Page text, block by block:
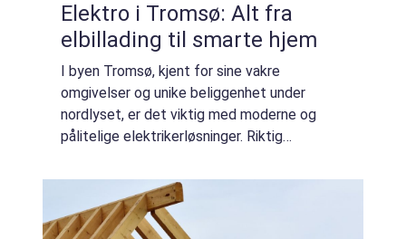
Elektro i Tromsø: Alt fra
elbillading til smarte hjem
I byen Tromsø, kjent for sine vakre
omgivelser og unike beliggenhet under
nordlyset, er det viktig med moderne og
pålitelige elektrikerløsninger. Riktig
systemer er avgjørende for b...